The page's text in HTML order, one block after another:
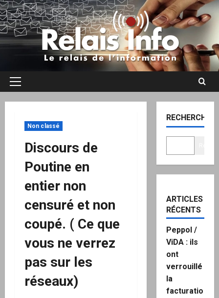
Aller
au
contenu
Menu
Non classé
Discours de
Poutine en
entier non
censuré et non
coupé. ( Ce que
vous ne verrez
pas sur les
réseaux)
RECHERCHER
ARTICLES
RÉCENTS
Peppol /
ViDA : ils
ont
verrouillé
la
facturatio